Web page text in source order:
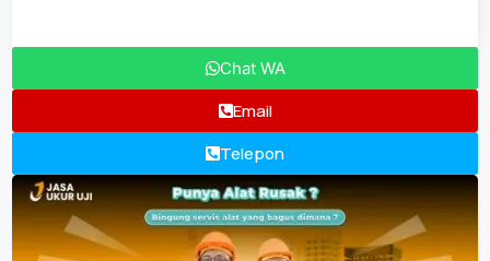
Chat WA
Email
Telepon